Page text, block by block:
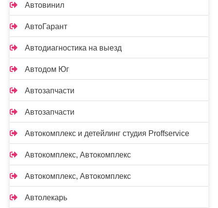
Автовинил
АвтоГарант
Автодиагностика на выезд
Автодом Юг
Автозапчасти
Автозапчасти
Автокомплекс и детейлинг студия Proffservice
Автокомплекс, Автокомплекс
Автокомплекс, Автокомплекс
Автолекарь